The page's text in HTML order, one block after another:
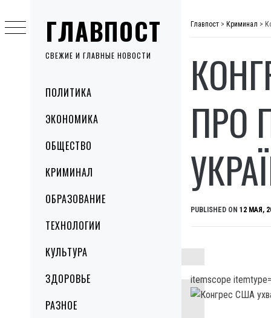
ГЛАВПОСТ
СВЕЖИЕ И ГЛАВНЫЕ НОВОСТИ
MenuПОЛИТИКА
ЭКОНОМИКА
ОБЩЕСТВО
КРИМИНАЛ
ОБРАЗОВАНИЕ
ТЕХНОЛОГИИ
КУЛЬТУРА
ЗДОРОВЬЕ
РАЗНОЕ
to
content
Главпост > Криминал >
ПРО
PUBLISHED ON 12 МАЯ,
itemscope